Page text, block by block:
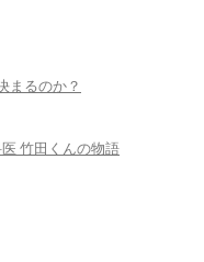
まるのか？
竹田くんの物語